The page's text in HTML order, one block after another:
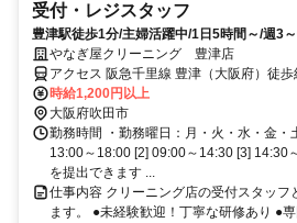
受付・レジスタッフ
豊津駅徒歩1分/主婦活躍中/1日5時間～/週3
日勤務
やなぎ屋クリーニング 豊津店
アクセス 阪急千里線 豊津（大阪府）徒
南改札口(西)徒歩約10分、阪急千里線 吹
分
時給1,200円以上
大阪府吹田市
勤務時間 ・勤務曜日：月・火・水・金・
13:00～18:00 [2] 09:00～14:30 [3] 14:30
を提出できます ...
仕事内容 クリーニング店の受付スタッフ
ます。 ●未経験歓迎！丁寧な研修あり ●